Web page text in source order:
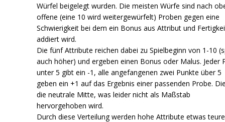
Würfel beigelegt wurden. Die meisten Würfe sind nach
offene (eine 10 wird weitergewürfelt) Proben gegen eine
Schwierigkeit bei dem ein Bonus aus Attribut und
addiert wird.
Die fünf Attribute reichen dabei zu Spielbeginn von 1-10
auch höher) und ergeben einen Bonus oder Malus. Jeder
unter 5 gibt ein -1, alle angefangenen zwei Punkte über 5
geben ein +1 auf das Ergebnis einer passenden Probe.
die neutrale Mitte, was leider nicht als Maßstab
hervorgehoben wird.
Durch diese Verteilung werden hohe Attribute etwas